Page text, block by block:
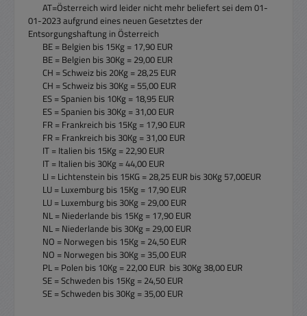
AT=Österreich wird leider nicht mehr beliefert sei dem 01-
01-2023 aufgrund eines neuen Gesetztes der
Entsorgungshaftung in Österreich
BE = Belgien bis 15Kg = 17,90 EUR
BE = Belgien bis 30Kg = 29,00 EUR
CH = Schweiz bis 20Kg = 28,25 EUR
CH = Schweiz bis 30Kg = 55,00 EUR
ES = Spanien bis 10Kg = 18,95 EUR
ES = Spanien bis 30Kg = 31,00 EUR
FR = Frankreich bis 15Kg = 17,90 EUR
FR = Frankreich bis 30Kg = 31,00 EUR
IT = Italien bis 15Kg = 22,90 EUR
IT = Italien bis 30Kg = 44,00 EUR
LI = Lichtenstein bis 15KG = 28,25 EUR bis 30Kg 57,00EUR
LU = Luxemburg bis 15Kg = 17,90 EUR
LU = Luxemburg bis 30Kg = 29,00 EUR
NL = Niederlande bis 15Kg = 17,90 EUR
NL = Niederlande bis 30Kg = 29,00 EUR
NO = Norwegen bis 15Kg = 24,50 EUR
NO = Norwegen bis 30Kg = 35,00 EUR
PL = Polen bis 10Kg = 22,00 EUR bis 30Kg 38,00 EUR
SE = Schweden bis 15Kg = 24,50 EUR
SE = Schweden bis 30Kg = 35,00 EUR